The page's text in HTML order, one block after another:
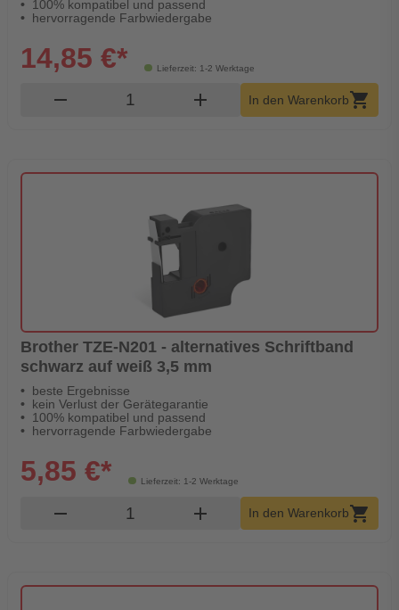
100% kompatibel und passend
hervorragende Farbwiedergabe
Lieferzeit: 1-2 Werktage
14,85 €*
remove Produkt Warenkorb Menge
add In den Warenkorbshopping_cart
Brother TZE-N201 - alternatives Schriftband
schwarz auf weiß 3,5 mm
beste Ergebnisse
kein Verlust der Gerätegarantie
100% kompatibel und passend
hervorragende Farbwiedergabe
Lieferzeit: 1-2 Werktage
5,85 €*
remove Produkt Warenkorb Menge
add In den Warenkorbshopping_cart